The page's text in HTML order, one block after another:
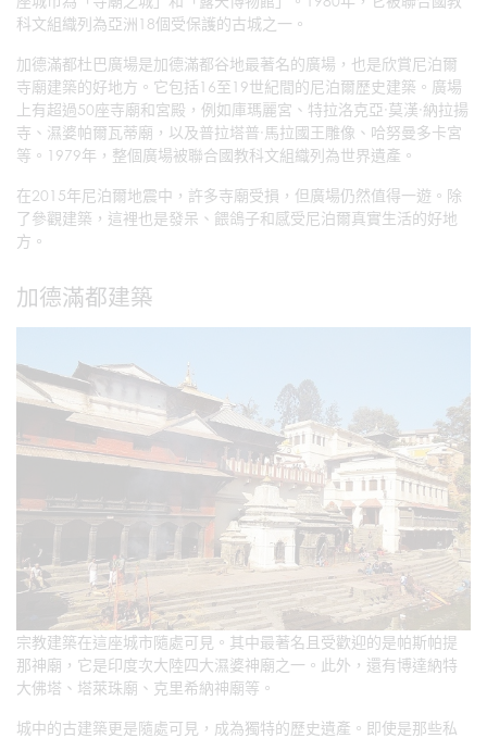
科文組織列為亞洲18個受保護的古城之一。
加德滿都杜巴廣場是加德滿都谷地最著名的廣場，也是欣賞尼泊爾
寺廟建築的好地方。它包括16至19世紀間的尼泊爾歷史建築。廣場
上有超過50座寺廟和宮殿，例如庫瑪麗宮、特拉洛克亞·莫漢·納拉揚
寺、濕婆帕爾瓦蒂廟，以及普拉塔普·馬拉國王雕像、哈努曼多卡宮
等。1979年，整個廣場被聯合國教科文組織列為世界遺產。
在2015年尼泊爾地震中，許多寺廟受損，但廣場仍然值得一遊。除
了參觀建築，這裡也是發呆、餵鴿子和感受尼泊爾真實生活的好地
方。
加德滿都建築
宗教建築在這座城市隨處可見。其中最著名且受歡迎的是帕斯帕提
那神廟，它是印度次大陸四大濕婆神廟之一。此外，還有博達納特
大佛塔、塔萊珠廟、克里希納神廟等。
城中的古建築更是隨處可見，成為獨特的歷史遺產。即使是那些私